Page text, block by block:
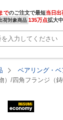
でのご注文で最短当日出
荷対象商品 135万点拡大中
ベアリング・
）/四角フランジ（